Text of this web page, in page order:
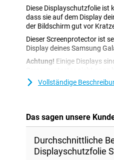
Diese Displayschutzfolie ist
dass sie auf dem Display
der Bildschirm gut vor
Dieser Screenprotector ist
Display deines Samsung
Achtung! Einige Displays
daher vorkommen, dass
Vollständige
Das sagen unsere
Durchschnittliche
Displayschutzfolie